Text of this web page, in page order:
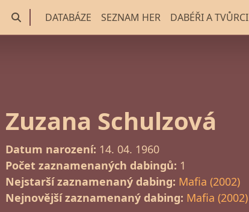
DATABÁZE SEZNAM HER DABÉŘI A TVŮRCI
Zuzana Schulzová
Datum narození: 14. 04. 1960
Počet zaznamenaných dabingů: 1
Nejstarší zaznamenaný dabing: Mafia (2002)
Nejnovější zaznamenaný dabing: Mafia (2002)